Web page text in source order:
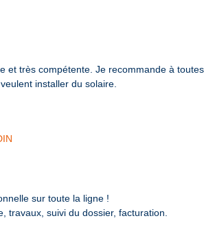
et très compétente. Je recommande à toutes
installer du solaire.
sur toute la ligne !
travaux, suivi du dossier, facturation.